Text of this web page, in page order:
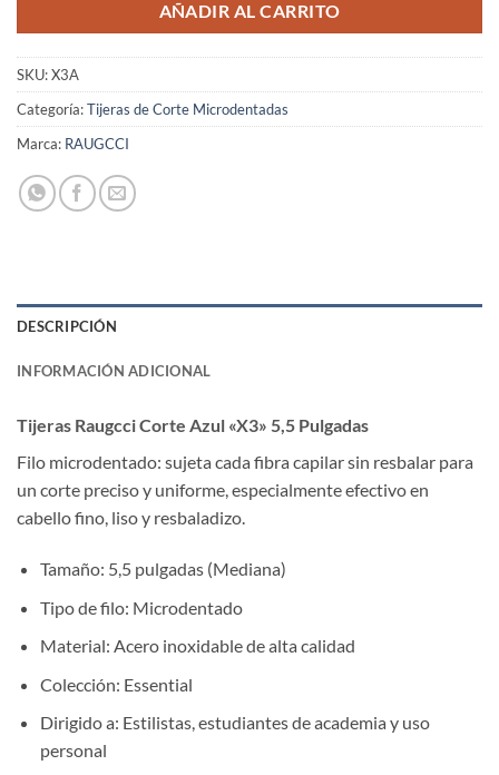
AÑADIR AL CARRITO
SKU:X3A
Categoría:Tijeras de Corte Microdentadas
Marca: RAUGCCI
DESCRIPCIÓN
INFORMACIÓN ADICIONAL
Tijeras Raugcci Corte Azul «X3» 5,5 Pulgadas
Filo microdentado: sujeta cada fibra capilar sin resbalar para
un corte preciso y uniforme, especialmente efectivo en
cabello fino, liso y resbaladizo.
Tamaño: 5,5 pulgadas (Mediana)
Tipo de filo: Microdentado
Material: Acero inoxidable de alta calidad
Colección: Essential
Dirigido a: Estilistas, estudiantes de academia y uso
personal